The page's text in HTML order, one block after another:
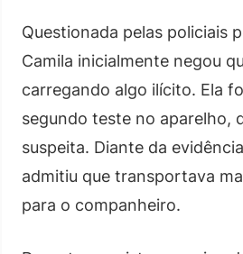
Questionada pelas policiais
Camila inicialmente negou
carregando algo ilícito. Ela
segundo teste no aparelho,
suspeita. Diante da
admitiu que transportava
para o companheiro.